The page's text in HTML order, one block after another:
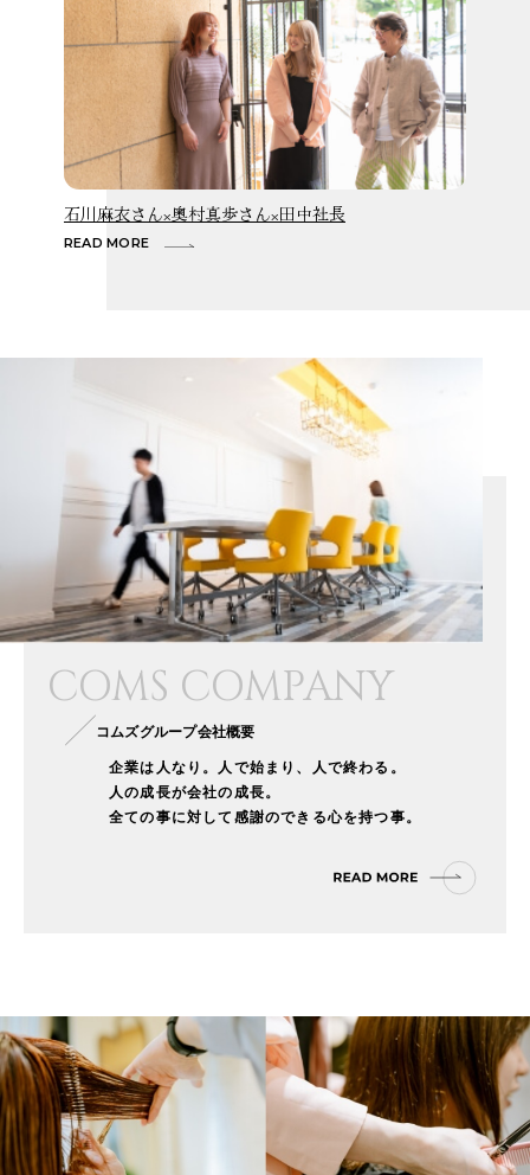
石川麻衣さん×奥村真歩さん×田中社長
READ MORE
COMS COMPANY
コムズグループ会社概要
企業は人なり。人で始まり、人で終わる。
人の成長が会社の成長。
全ての事に対して感謝のできる心を持つ事。